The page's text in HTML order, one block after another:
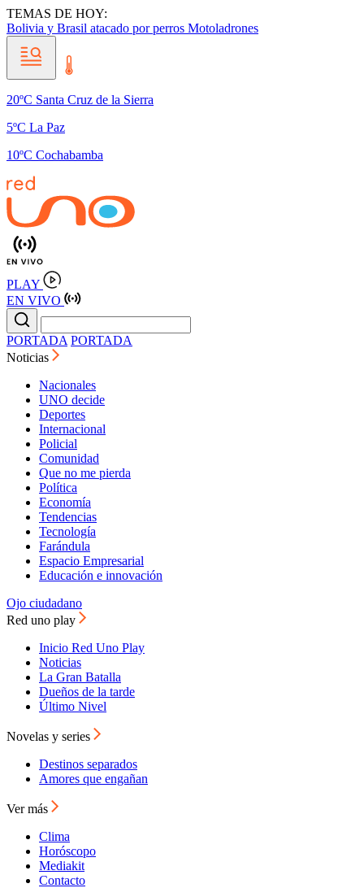
TEMAS DE HOY:
Bolivia y Brasil atacado por perros Motoladrones
20ºC Santa Cruz de la Sierra
5ºC La Paz
10ºC Cochabamba
PLAY
EN VIVO
PORTADA PORTADA
Noticias
Nacionales
UNO decide
Deportes
Internacional
Policial
Comunidad
Que no me pierda
Política
Economía
Tendencias
Tecnología
Farándula
Espacio Empresarial
Educación e innovación
Ojo ciudadano
Red uno play
Inicio Red Uno Play
Noticias
La Gran Batalla
Dueños de la tarde
Último Nivel
Novelas y series
Destinos separados
Amores que engañan
Ver más
Clima
Horóscopo
Mediakit
Contacto